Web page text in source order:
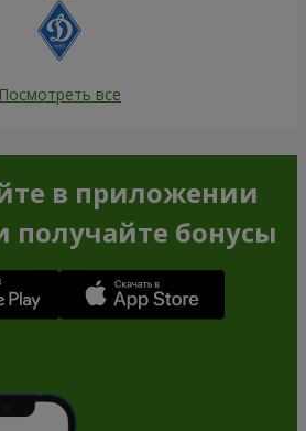
Посмотреть все
в приложении
получайте бонусы